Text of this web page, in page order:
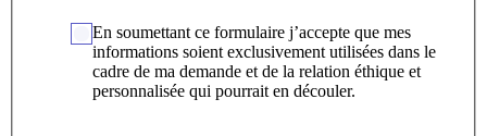
En soumettant ce formulaire j’accepte que mes
informations soient exclusivement utilisées dans le
cadre de ma demande et de la relation éthique et
personnalisée qui pourrait en découler.